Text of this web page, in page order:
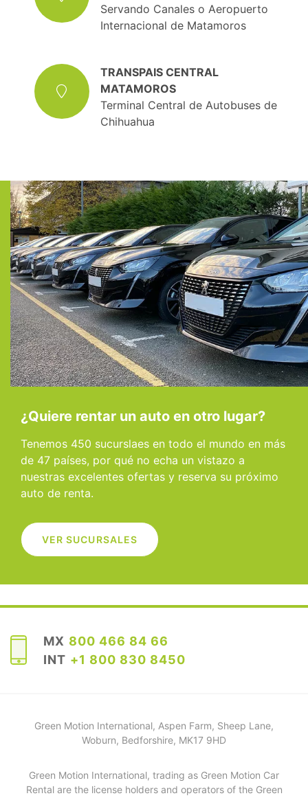
Servando Canales o Aeropuerto
Internacional de Matamoros
TRANSPAIS CENTRAL
MATAMOROS
Terminal Central de Autobuses de
Chihuahua
¿Quiere rentar un auto en otro lugar?
Tenemos 450 sucurslaes en todo el mundo en más
de 47 países, por qué no echa un vistazo a
nuestras excelentes ofertas y reserva su próximo
auto de renta.
VER SUCURSALES
MX 800 466 84 66
INT +1 800 830 8450
Green Motion International, Aspen Farm, Sheep Lane,
Woburn, Bedforshire, MK17 9HD
Green Motion International, trading as Green Motion Car
Rental are the license holders and operators of the Green